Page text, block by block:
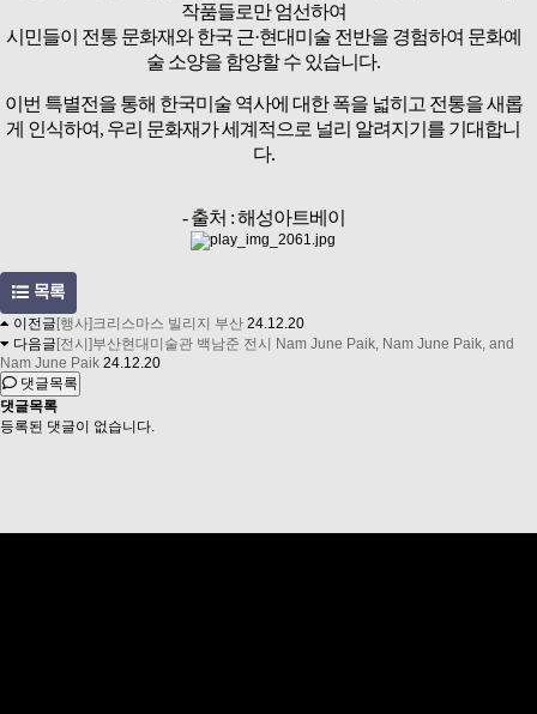
작품들로만 엄선하여
시민들이 전통 문화재와 한국 근·현대미술 전반을 경험하여 문화예
술 소양을 함양할 수 있습니다.
이번 특별전을 통해 한국미술 역사에 대한 폭을 넓히고 전통을 새롭
게 인식하여, 우리 문화재가 세계적으로 널리 알려지기를 기대합니
다.
- 출처 : 해성아트베이
목록
이전글 [행사]크리스마스 빌리지 부산 24.12.20
다음글 [전시]부산현대미술관 백남준 전시 Nam June Paik, Nam June Paik, and
Nam June Paik 24.12.20
댓글목록
댓글목록
등록된 댓글이 없습니다.